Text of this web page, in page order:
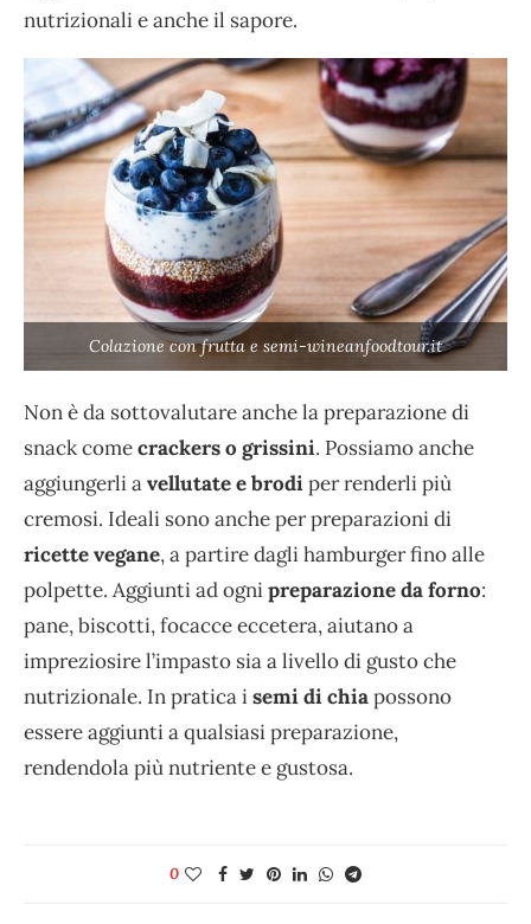
nutrizionali e anche il sapore.
Colazione con frutta e semi-wineanfoodtour.it
Non è da sottovalutare anche la preparazione di
snack comecrackers o grissini. Possiamo anche
aggiungerli avellutate e brodiper renderli più
cremosi. Ideali sono anche per preparazioni di
ricette vegane, a partire dagli hamburger fino alle
polpette. Aggiunti ad ognipreparazione da forno:
pane, biscotti, focacce eccetera, aiutano a
impreziosire l’impasto sia a livello di gusto che
nutrizionale. In pratica isemi di chiapossono
essere aggiunti a qualsiasi preparazione,
rendendola più nutriente e gustosa.
0